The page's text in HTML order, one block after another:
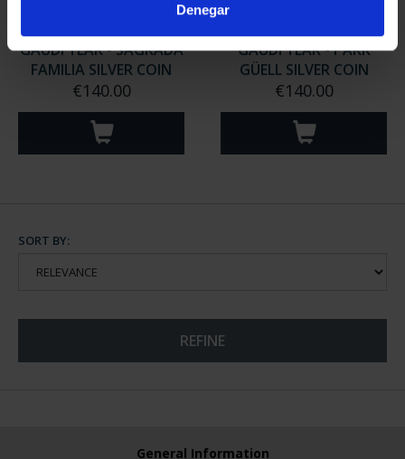
Denegar
GAUDI YEAR - SAGRADA
FAMILIA SILVER COIN
€140.00
GAUDI YEAR - PARK
GÜELL SILVER COIN
€140.00
SORT BY:
REFINE
General Information